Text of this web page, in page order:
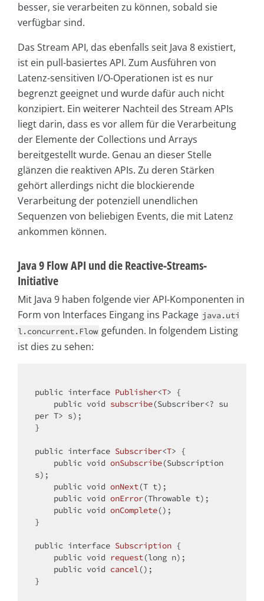
besser, sie verarbeiten zu können, sobald sie
verfügbar sind.
Das Stream API, das ebenfalls seit Java 8 existiert,
ist ein pull-basiertes API. Zum Ausführen von
Latenz-sensitiven I/O-Operationen ist es nur
begrenzt geeignet und wurde dafür auch nicht
konzipiert. Ein weiterer Nachteil des Stream APIs
liegt darin, dass es vor allem für die Verarbeitung
der Elemente der Collections und Arrays
bereitgestellt wurde. Genau an dieser Stelle
glänzen die reaktiven APIs. Zu deren Stärken
gehört allerdings nicht die blockierende
Verarbeitung der potenziell unendlichen
Sequenzen von beliebigen Events, die mit Latenz
ankommen können.
Java 9 Flow API und die Reactive-Streams-
Initiative
Mit Java 9 haben folgende vier API-Komponenten in
Form von Interfaces Eingang ins Package java.uti
l.concurrent.Flow gefunden. In folgendem Listing
ist dies zu sehen:
public interface Publisher<T> {
public void subscribe(Subscriber<? su
per T> s) ;
}
public interface Subscriber<T> {
public void onSubscribe(Subscription
s) ;
public void onNext(T t) ;
public void onError(Throwable t) ;
public void onComplete() ;
}
public interface Subscription {
public void request(long n) ;
public void cancel() ;
}